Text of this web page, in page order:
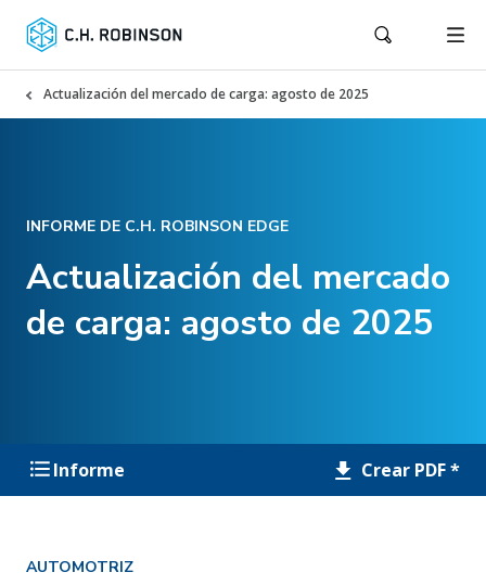
Actualización del mercado de carga: agosto de 2025
INFORME DE C.H. ROBINSON EDGE
Actualización del mercado
de carga: agosto de 2025
Informe Crear PDF *
AUTOMOTRIZ